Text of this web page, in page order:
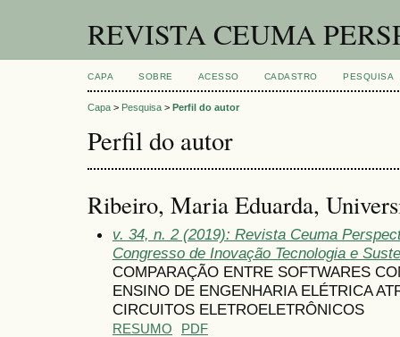
REVISTA CEUMA
CAPA SOBRE ACESSO CADASTRO PESQUISA
Capa > Pesquisa > Perfil do autor
Perfil do autor
Ribeiro, Maria Eduarda,
v. 34, n. 2 (2019): Revista Ceuma
Congresso de Inovação Tecnologia e
COMPARAÇÃO ENTRE SOFTWARES
ENSINO DE ENGENHARIA ELÉTRICA
CIRCUITOS ELETROELETRÔNICOS
RESUMO PDF